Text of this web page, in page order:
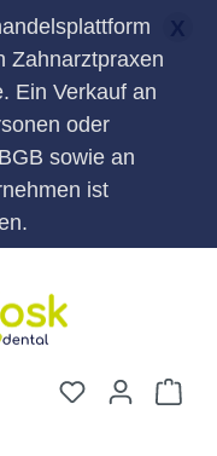
Zahnarztpraxen
Ein Verkauf an
oder
sowie an
ist
Du hast 0